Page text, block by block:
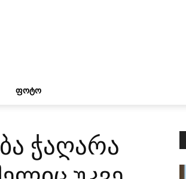
ᲤᲝᲢᲝ
ჭაღარა